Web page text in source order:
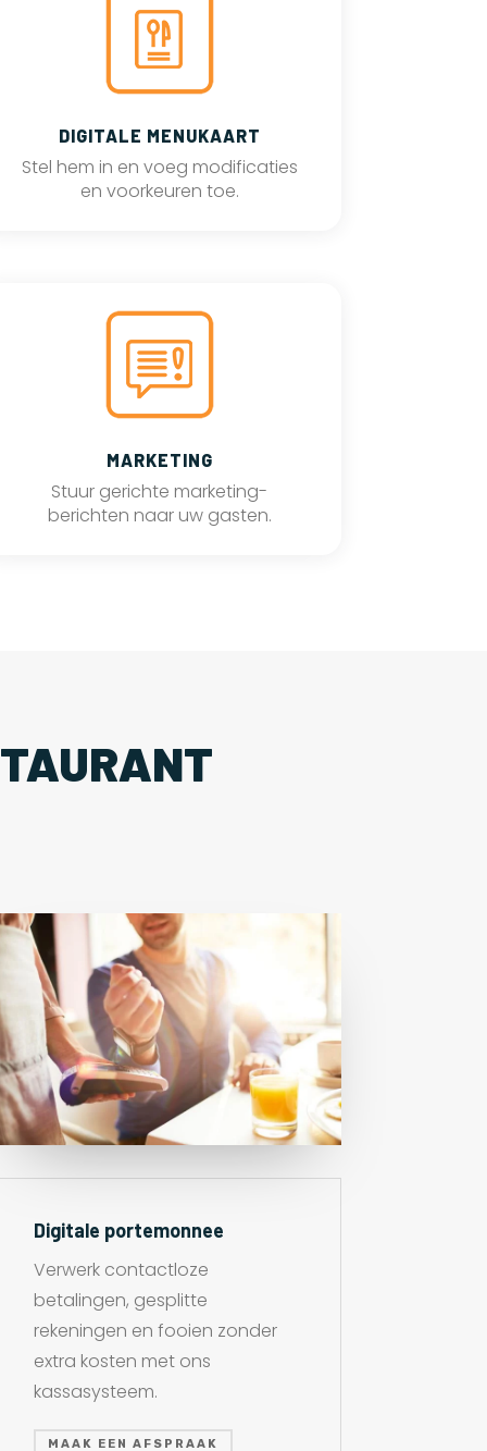
DIGITALE MENUKAART
Stel hem in en voeg modificaties
en voorkeuren toe.
MARKETING
Stuur gerichte marketing-
berichten naar uw gasten.
Digitale portemonnee
Verwerk contactloze
betalingen, gesplitte
rekeningen en fooien zonder
extra kosten met ons
kassasysteem.
MAAK EEN AFSPRAAK